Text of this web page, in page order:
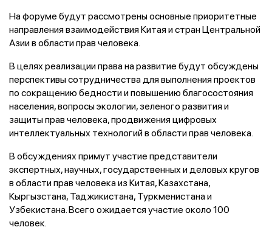
На форуме будут рассмотрены основные приоритетные
направления взаимодействия Китая и стран Центральной
Азии в области прав человека.
В целях реализации права на развитие будут обсуждены
перспективы сотрудничества для выполнения проектов
по сокращению бедности и повышению благосостояния
населения, вопросы экологии, зеленого развития и
защиты прав человека, продвижения цифровых
интеллектуальных технологий в области прав человека.
В обсуждениях примут участие представители
экспертных, научных, государственных и деловых кругов
в области прав человека из Китая, Казахстана,
Кыргызстана, Таджикистана, Туркменистана и
Узбекистана. Всего ожидается участие около 100
человек.